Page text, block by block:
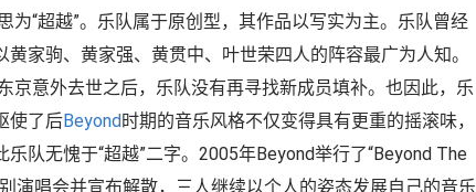
为“超越”。乐队属于原创型，其作品以写实为主。乐队曾经
家驹、黄家强、黄贯中、叶世荣四人的阵容最广为人知。
京意外去世之后，乐队没有再寻找新成员填补。也因此，乐
使了后Beyond时期的音乐风格不仅变得具有更重的摇滚味，
队无愧于“超越”二字。2005年Beyond举行了“Beyond The
演唱会并宣布解散，三人继续以个人的姿态发展自己的音乐